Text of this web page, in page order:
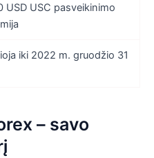
USD USC pasveikinimo
iki 2022 m. gruodžio 31
– savo